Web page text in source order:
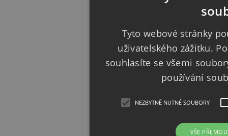
Tyto webové stránky
uživatelského zážitku.
souhlasíte se všemi
používání
NEZBYTNĚ NUTNÉ SOUBORY
VŠE